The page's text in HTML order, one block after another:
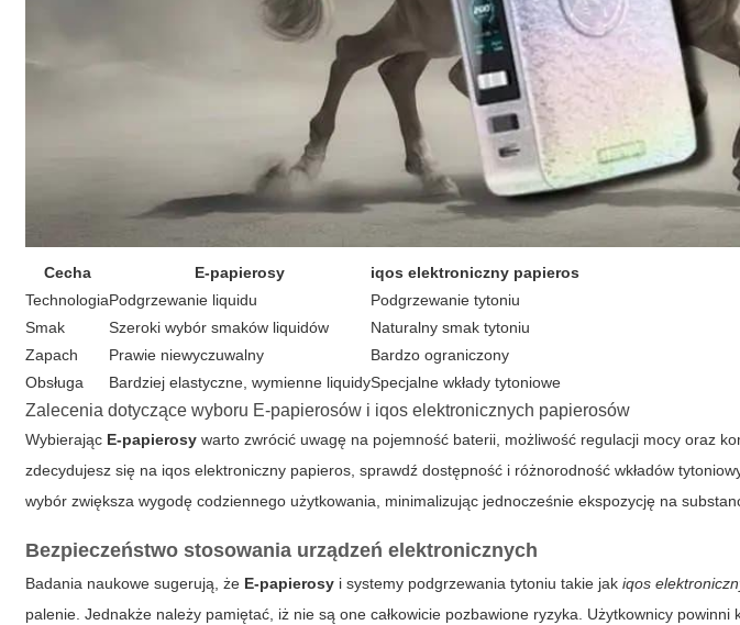
Cecha E-papierosy
iqos elektroniczny papieros
TechnologiaPodgrzewanie liquidu
Podgrzewanie tytoniu
Smak
Szeroki wybór smaków liquidów
Naturalny smak tytoniu
Zapach
Prawie niewyczuwalny
Bardzo ograniczony
Obsługa
Bardziej elastyczne, wymienne liquidySpecjalne wkłady tytoniowe
Zalecenia dotyczące wyboru E-papierosów i iqos elektronicznych papierosów
Wybierając E-papierosy warto zwrócić uwagę na pojemność baterii, możliwość regulacji mocy oraz
zdecydujesz się na iqos elektroniczny papieros, sprawdź dostępność i różnorodność wkładów
wybór zwiększa wygodę codziennego użytkowania, minimalizując jednocześnie ekspozycję na
Bezpieczeństwo stosowania urządzeń elektronicznych
Badania naukowe sugerują, że E-papierosy i systemy podgrzewania tytoniu takie jakiqos
palenie. Jednakże należy pamiętać, iż nie są one całkowicie pozbawione ryzyka. Użytkownicy powinni